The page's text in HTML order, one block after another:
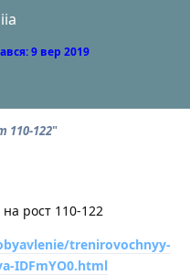
9 вер 2019
110-122"
рост 110-122
trenirovochnyy-
IDFmYO0.html